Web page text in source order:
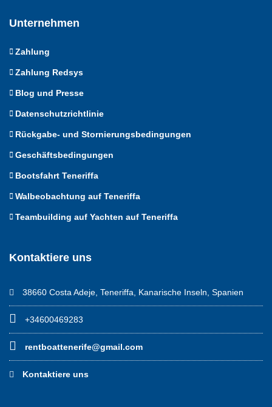
Unternehmen
Zahlung
Zahlung Redsys
Blog und Presse
Datenschutzrichtlinie
Rückgabe- und Stornierungsbedingungen
Geschäftsbedingungen
Bootsfahrt Teneriffa
Walbeobachtung auf Teneriffa
Teambuilding auf Yachten auf Teneriffa
Kontaktiere uns
38660 Costa Adeje, Teneriffa, Kanarische Inseln, Spanien
+34600469283
rentboattenerife@gmail.com
Kontaktiere uns